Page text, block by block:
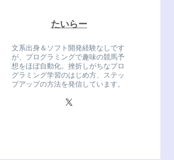
たいらー
文系出身＆ソフト開発経験なしです
が、プログラミングで趣味の競馬予
想をほぼ自動化。挫折しがちなプロ
グラミング学習のはじめ方、ステッ
プアップの方法を発信しています。